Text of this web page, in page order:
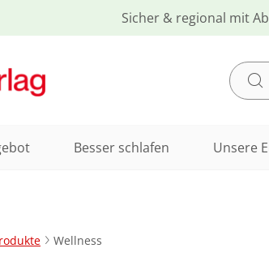
Sicher & regional mit
Besser schlafen Unsere
Wellness